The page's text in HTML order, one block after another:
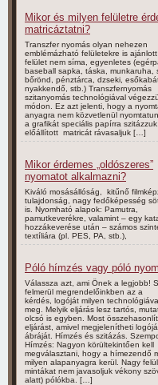
Mikor és milyen felületre
matricáztatni?
Transzfer nyomás olyan nehezen
emblémázható felületekre is
felület nem síma, egyenletes
baseball sapka, táska, munkaruha,
bőrönd, pénztárca, dzseki,
nyakkendő, stb.) Transzfernyomás
szitanyomás technológiával
módon. Ez azt jelenti, hogy a
anyagra nem közvetlenül
a grafikát speciális papírra
előállított matricát rávasaljuk […]
Mikor érdemes „oldószeres”
nyomatot alkalmazni?
Kiváló mosásállóság, kitűnő
tulajdonság, nagy fedőképesség
is. Nyomható alapok: Pamutra,
pamutkeverékre, valamint – egy
hozzákeverése után – számos
textíliára (pl. PES, PA, stb.),
Póló hímzés vagy póló
Válassza azt, ami Önek a legjobb!
felmerül megrendelőinkben az a
kérdés, logóját milyen
meg. Melyik eljárás lesz tartós,
olcsó is egyben. Most
eljárást, amivel megjelenítheti
ábráját. Hímzés és szitázás.
Hímzés: Nagyon körültekintően kell
megválasztani, hogy a hímezendő
milyen alapanyagra kerül. Nagy
mintákat nem javasoljuk vékony
alatt) pólókba. […]